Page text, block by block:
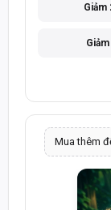
Giảm
Mua thêm